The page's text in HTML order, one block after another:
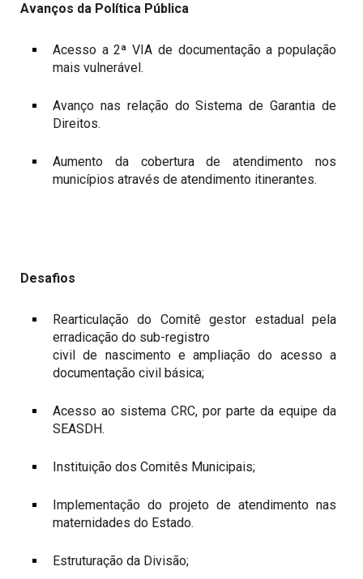
Avanços da Política Pública
Acesso a 2ª VIA de documentação a população
mais vulnerável.
Avanço nas relação do Sistema de Garantia de
Direitos.
Aumento da cobertura de atendimento nos
municípios através de atendimento itinerantes.
Desafios
Rearticulaçãodo Comitê gestor estadual pela
erradicação do sub-registro
civil de nascimento e ampliação do acesso a
documentação civil básica;
Acesso ao sistema CRC, por parte da equipe da
SEASDH.
Instituição dos Comitês Municipais;
Implementação do projeto de atendimento nas
maternidades do Estado.
Estruturação da Divisão;